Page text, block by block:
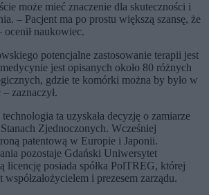
może mieć znaczenie dla skuteczności i
– Pacjent ma po prostu większą szansę, że
ocenił naukowiec.
potencjalne zastosowanie terapii jest
jest opisanych około 80 różnych
gdzie te komórki można by było w
zaznaczył.
ta uzyskała decyzję o zamiarze
Zjednoczonych. Wcześniej
patentową w Europie i Japonii.
pozostaje Gdański Uniwersytet
licencję posiada spółka PolTREG, której
i prezesem zarządu.